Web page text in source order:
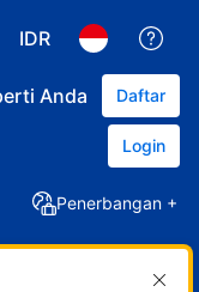
IDR
Anda Daftar
Login
Penerbangan +